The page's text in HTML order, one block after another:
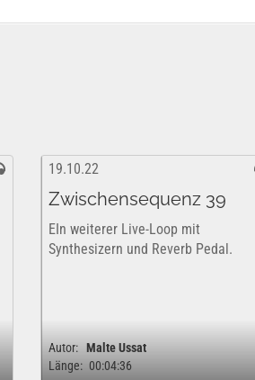
19.10.22
Zwischensequenz 39
EIn weiterer Live-Loop mit
Synthesizern und Reverb Pedal.
Autor: Malte Ussat
Länge: 00:04:36